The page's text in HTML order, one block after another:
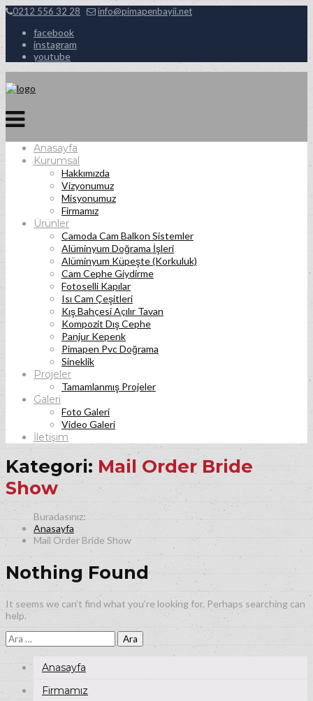
0212 556 32 28 info@pimapenbayii.net
facebook
instagram
youtube
Anasayfa
Kurumsal
Hakkımızda
Vizyonumuz
Misyonumuz
Firmamız
Ürünler
Camoda Cam Balkon Sistemler
Alüminyum Doğrama İşleri
Alüminyum Küpeşte (Korkuluk)
Cam Cephe Giydirme
Fotoselli Kapılar
Isı Cam Çeşitleri
Kış Bahçesi Açılır Tavan
Kompozit Dış Cephe
Panjur Kepenk
Pimapen Pvc Doğrama
Sineklik
Projeler
Tamamlanmış Projeler
Galeri
Foto Galeri
Video Galeri
İletişim
Kategori: Mail Order Bride
Show
Anasayfa
Mail Order Bride Show
Nothing Found
It seems we can’t find what you’re looking for. Perhaps searching can
help.
Arama:
Anasayfa
Firmamız